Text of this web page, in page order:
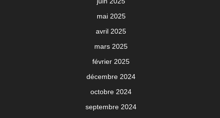
mai 2025
avril 2025
mars 2025
février 2025
décembre 2024
octobre 2024
septembre 2024